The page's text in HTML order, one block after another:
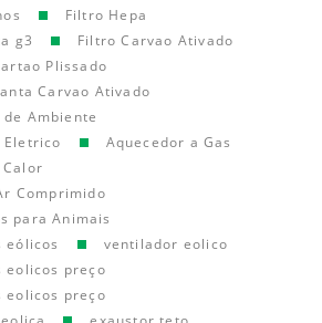
Filtro Hepa
g3
Filtro Carvao Ativado
Plissado
Carvao Ativado
Ambiente
Eletrico
Aquecedor a Gas
Comprimido
para Animais
eólicos
ventilador eolico
eolicos preço
eolicos preço